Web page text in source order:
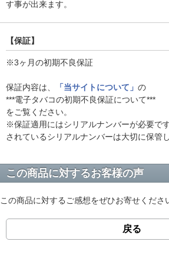
す事が出来ます。
【保証】
※3ヶ月の初期不良保証
保証内容は、 「当サイトについて」 の
***電子タバコの初期不良保証について***
をご覧ください。
※保証適用にはシリアルナンバーが必要で
されているシリアルナンバーは大切に保管
この商品に対するお客様の声
この商品に対するご感想をぜひお寄せくださ
戻る